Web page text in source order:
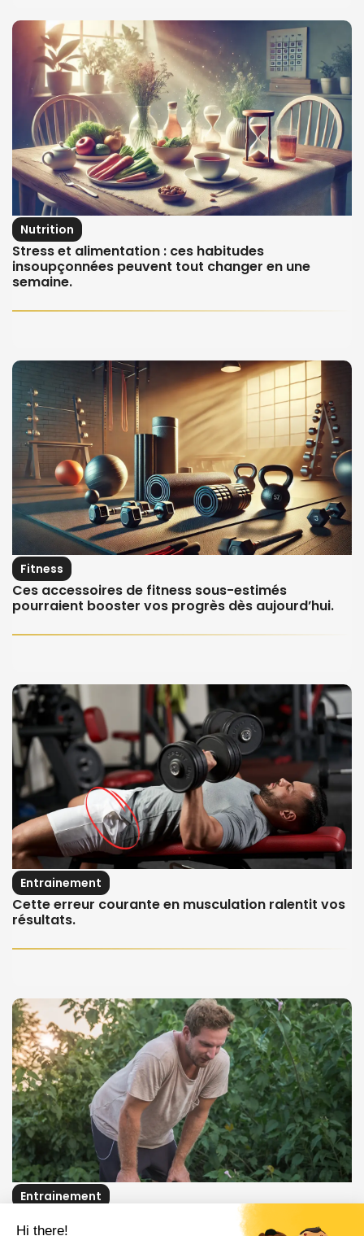
Nutrition
Stress et alimentation : ces habitudes
insoupçonnées peuvent tout changer en une
semaine.
Fitness
Ces accessoires de fitness sous-estimés
pourraient booster vos progrès dès aujourd’hui.
Entrainement
Cette erreur courante en musculation ralentit vos
résultats.
Entrainement
Découvrez cette méthode révolutionnaire pour
Hi there!